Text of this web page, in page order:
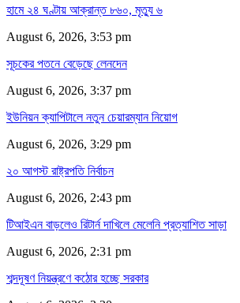
হামে ২৪ ঘণ্টায় আক্রান্ত ৮৬০, মৃত্যু ৬
August 6, 2026, 3:53 pm
সূচকের পতনে বেড়েছে লেনদেন
August 6, 2026, 3:37 pm
ইউনিয়ন ক্যাপিটালে নতুন চেয়ারম্যান নিয়োগ
August 6, 2026, 3:29 pm
২০ আগস্ট রাষ্ট্রপতি নির্বাচন
August 6, 2026, 2:43 pm
টিআইএন বাড়লেও রিটার্ন দাখিলে মেলেনি প্রত্যাশিত সাড়া
August 6, 2026, 2:31 pm
শব্দদূষণ নিয়ন্ত্রণে কঠোর হচ্ছে সরকার